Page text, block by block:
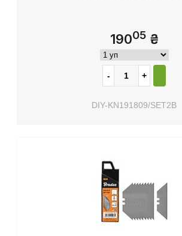
19005₴
DIY-KN191809/SET2B